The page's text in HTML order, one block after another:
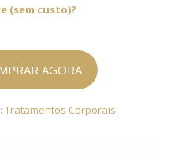
(sem custo)?
AGORA
Tratamentos Corporais